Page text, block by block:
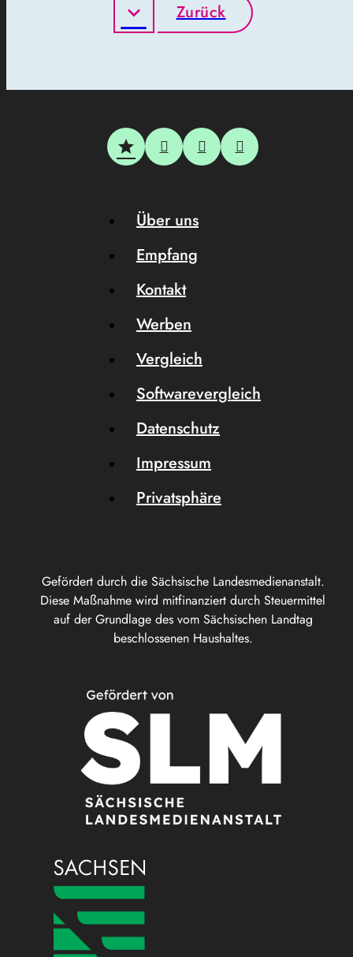
Zurück
Gefördert durch die Sächsische Landesmedienanstalt.
Diese Maßnahme wird mitfinanziert durch Steuermittel
auf der Grundlage des vom Sächsischen Landtag
beschlossenen Haushaltes.
Über uns
Empfang
Kontakt
Werben
Vergleich
Softwarevergleich
Datenschutz
Impressum
Privatsphäre